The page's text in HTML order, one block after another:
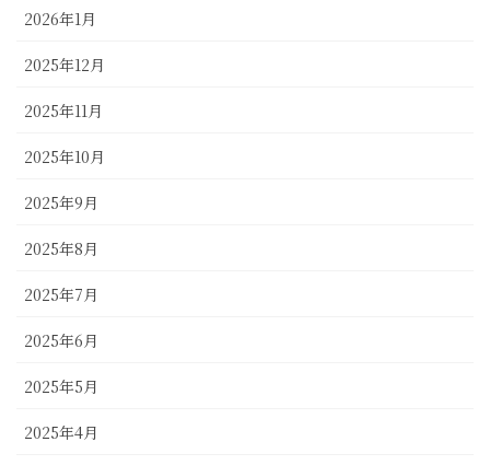
2026年1月
2025年12月
2025年11月
2025年10月
2025年9月
2025年8月
2025年7月
2025年6月
2025年5月
2025年4月